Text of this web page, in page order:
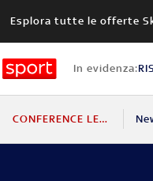
Esplora tutte le offerte
In evidenza:
CONFERENCE LEAGUE